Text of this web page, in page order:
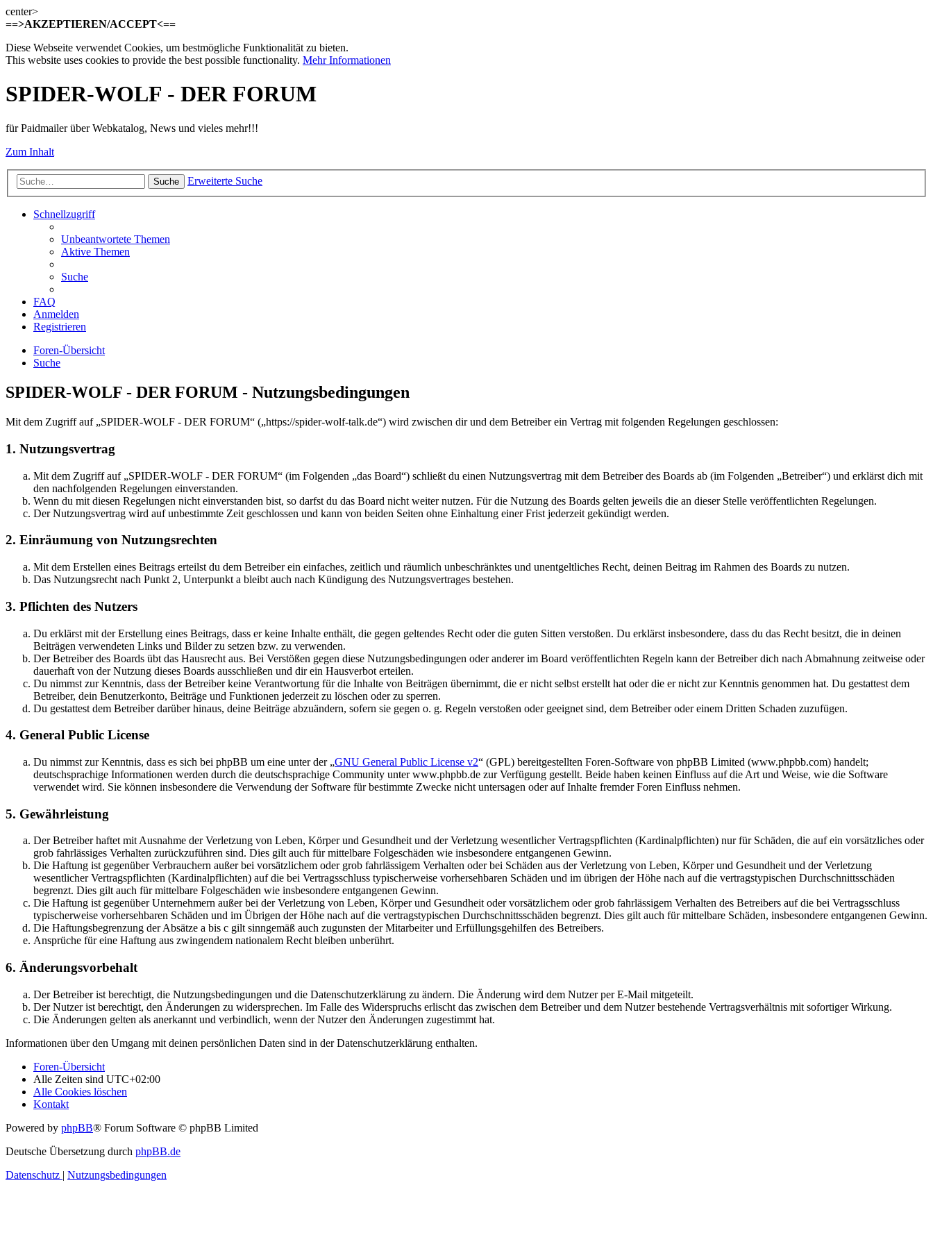
center>
==>AKZEPTIEREN/ACCEPT<==
Diese Webseite verwendet Cookies, um bestmögliche Funktionalität zu bieten.
This website uses cookies to provide the best possible functionality. Mehr Informationen
SPIDER-WOLF - DER FORUM
für Paidmailer über Webkatalog, News und vieles mehr!!!
Zum Inhalt
Suche Erweiterte Suche
Schnellzugriff
Unbeantwortete Themen
Aktive Themen
Suche
FAQ
Anmelden
Registrieren
Foren-Übersicht
Suche
SPIDER-WOLF - DER FORUM - Nutzungsbedingungen
Mit dem Zugriff auf „SPIDER-WOLF - DER FORUM“ („https://spider-wolf-talk.de“) wird zwischen dir und dem Betreiber ein Vertrag mit folgenden Regelungen geschlossen:
1. Nutzungsvertrag
Mit dem Zugriff auf „SPIDER-WOLF - DER FORUM“ (im Folgenden „das Board“) schließt du einen Nutzungsvertrag mit dem Betreiber des Boards ab (im Folgenden „Betreiber“) und erklärst dich mit
den nachfolgenden Regelungen einverstanden.
Wenn du mit diesen Regelungen nicht einverstanden bist, so darfst du das Board nicht weiter nutzen. Für die Nutzung des Boards gelten jeweils die an dieser Stelle veröffentlichten Regelungen.
Der Nutzungsvertrag wird auf unbestimmte Zeit geschlossen und kann von beiden Seiten ohne Einhaltung einer Frist jederzeit gekündigt werden.
2. Einräumung von Nutzungsrechten
Mit dem Erstellen eines Beitrags erteilst du dem Betreiber ein einfaches, zeitlich und räumlich unbeschränktes und unentgeltliches Recht, deinen Beitrag im Rahmen des Boards zu nutzen.
Das Nutzungsrecht nach Punkt 2, Unterpunkt a bleibt auch nach Kündigung des Nutzungsvertrages bestehen.
3. Pflichten des Nutzers
Du erklärst mit der Erstellung eines Beitrags, dass er keine Inhalte enthält, die gegen geltendes Recht oder die guten Sitten verstoßen. Du erklärst insbesondere, dass du das Recht besitzt, die in deinen
Beiträgen verwendeten Links und Bilder zu setzen bzw. zu verwenden.
Der Betreiber des Boards übt das Hausrecht aus. Bei Verstößen gegen diese Nutzungsbedingungen oder anderer im Board veröffentlichten Regeln kann der Betreiber dich nach Abmahnung zeitweise oder
dauerhaft von der Nutzung dieses Boards ausschließen und dir ein Hausverbot erteilen.
Du nimmst zur Kenntnis, dass der Betreiber keine Verantwortung für die Inhalte von Beiträgen übernimmt, die er nicht selbst erstellt hat oder die er nicht zur Kenntnis genommen hat. Du gestattest dem
Betreiber, dein Benutzerkonto, Beiträge und Funktionen jederzeit zu löschen oder zu sperren.
Du gestattest dem Betreiber darüber hinaus, deine Beiträge abzuändern, sofern sie gegen o. g. Regeln verstoßen oder geeignet sind, dem Betreiber oder einem Dritten Schaden zuzufügen.
4. General Public License
Du nimmst zur Kenntnis, dass es sich bei phpBB um eine unter der „GNU General Public License v2“ (GPL) bereitgestellten Foren-Software von phpBB Limited (www.phpbb.com) handelt;
deutschsprachige Informationen werden durch die deutschsprachige Community unter www.phpbb.de zur Verfügung gestellt. Beide haben keinen Einfluss auf die Art und Weise, wie die Software
verwendet wird. Sie können insbesondere die Verwendung der Software für bestimmte Zwecke nicht untersagen oder auf Inhalte fremder Foren Einfluss nehmen.
5. Gewährleistung
Der Betreiber haftet mit Ausnahme der Verletzung von Leben, Körper und Gesundheit und der Verletzung wesentlicher Vertragspflichten (Kardinalpflichten) nur für Schäden, die auf ein vorsätzliches oder
grob fahrlässiges Verhalten zurückzuführen sind. Dies gilt auch für mittelbare Folgeschäden wie insbesondere entgangenen Gewinn.
Die Haftung ist gegenüber Verbrauchern außer bei vorsätzlichem oder grob fahrlässigem Verhalten oder bei Schäden aus der Verletzung von Leben, Körper und Gesundheit und der Verletzung
wesentlicher Vertragspflichten (Kardinalpflichten) auf die bei Vertragsschluss typischerweise vorhersehbaren Schäden und im übrigen der Höhe nach auf die vertragstypischen Durchschnittsschäden
begrenzt. Dies gilt auch für mittelbare Folgeschäden wie insbesondere entgangenen Gewinn.
Die Haftung ist gegenüber Unternehmern außer bei der Verletzung von Leben, Körper und Gesundheit oder vorsätzlichem oder grob fahrlässigem Verhalten des Betreibers auf die bei Vertragsschluss
typischerweise vorhersehbaren Schäden und im Übrigen der Höhe nach auf die vertragstypischen Durchschnittsschäden begrenzt. Dies gilt auch für mittelbare Schäden, insbesondere entgangenen Gewinn.
Die Haftungsbegrenzung der Absätze a bis c gilt sinngemäß auch zugunsten der Mitarbeiter und Erfüllungsgehilfen des Betreibers.
Ansprüche für eine Haftung aus zwingendem nationalem Recht bleiben unberührt.
6. Änderungsvorbehalt
Der Betreiber ist berechtigt, die Nutzungsbedingungen und die Datenschutzerklärung zu ändern. Die Änderung wird dem Nutzer per E-Mail mitgeteilt.
Der Nutzer ist berechtigt, den Änderungen zu widersprechen. Im Falle des Widerspruchs erlischt das zwischen dem Betreiber und dem Nutzer bestehende Vertragsverhältnis mit sofortiger Wirkung.
Die Änderungen gelten als anerkannt und verbindlich, wenn der Nutzer den Änderungen zugestimmt hat.
Informationen über den Umgang mit deinen persönlichen Daten sind in der Datenschutzerklärung enthalten.
Foren-Übersicht
Alle Zeiten sind UTC+02:00
Alle Cookies löschen
Kontakt
Powered by phpBB® Forum Software © phpBB Limited
Deutsche Übersetzung durch phpBB.de
Datenschutz | Nutzungsbedingungen